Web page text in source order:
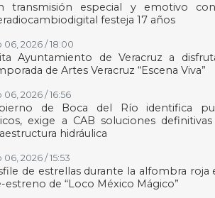
transmisión especial y emotivo
festeja 17 años
06, 2026 / 18:00
Ayuntamiento de Veracruz a
de Artes Veracruz “Escena Viva”
06, 2026 / 16:56
de Boca del Río identifica
exige a CAB soluciones
hidráulica
06, 2026 / 15:53
de estrellas durante la alfombra roja
estreno de “Loco México Mágico”